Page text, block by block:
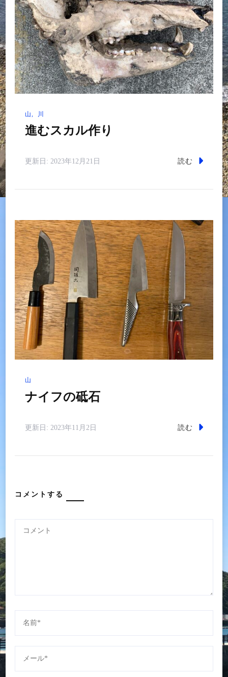
山 川
進むスカル作り
更新日: 2023年12月21日 読む
山
ナイフの砥石
更新日: 2023年11月2日 読む
コメントする